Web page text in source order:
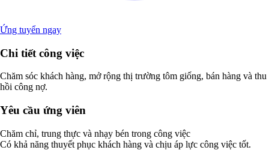
Ứng tuyển ngay
Chi tiết công việc
Chăm sóc khách hàng, mở rộng thị trường tôm giống, bán hàng và thu
hồi công nợ.
Yêu cầu ứng viên
Chăm chỉ, trung thực và nhạy bén trong công việc
Có khả năng thuyết phục khách hàng và chịu áp lực công việc tốt.